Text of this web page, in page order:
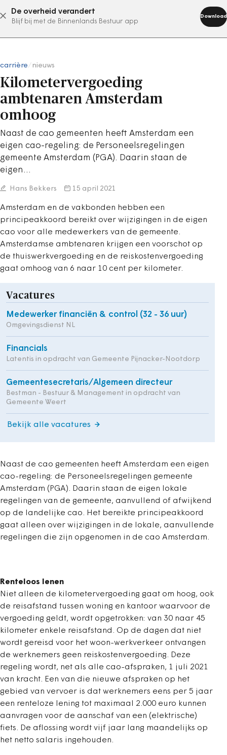
De overheid verandert
Blijf bij met de Binnenlands Bestuur app
Download
abonneer nu
carrière nieuws
Kilometervergoeding
ambtenaren Amsterdam
omhoog
Naast de cao gemeenten heeft Amsterdam een
eigen cao-regeling: de Personeelsregelingen
gemeente Amsterdam (PGA). Daarin staan de
eigen…
Hans Bekkers 15 april 2021
Amsterdam en de vakbonden hebben een
principeakkoord bereikt over wijzigingen in de eigen
cao voor alle medewerkers van de gemeente.
Amsterdamse ambtenaren krijgen een voorschot op
de thuiswerkvergoeding en de reiskostenvergoeding
gaat omhoog van 6 naar 10 cent per kilometer.
Vacatures
Medewerker financiën & control (32 - 36 uur)
Omgevingsdienst NL
Financials
Latentis in opdracht van Gemeente Pijnacker-Nootdorp
Gemeentesecretaris/Algemeen directeur
Bestman - Bestuur & Management in opdracht van
Gemeente Weert
Bekijk alle vacatures
Naast de cao gemeenten heeft Amsterdam een eigen
cao-regeling: de Personeelsregelingen gemeente
Amsterdam (PGA). Daarin staan de eigen lokale
regelingen van de gemeente, aanvullend of afwijkend
op de landelijke cao. Het bereikte principeakkoord
gaat alleen over wijzigingen in de lokale, aanvullende
regelingen die zijn opgenomen in de cao Amsterdam.
Renteloos lenen
Niet alleen de kilometervergoeding gaat om hoog, ook
de reisafstand tussen woning en kantoor waarvoor de
vergoeding geldt, wordt opgetrokken: van 30 naar 45
kilometer enkele reisafstand. Op de dagen dat niet
wordt gereisd voor het woon-werkverkeer ontvangen
de werknemers geen reiskostenvergoeding. Deze
regeling wordt, net als alle cao-afspraken, 1 juli 2021
van kracht. Een van die nieuwe afspraken op het
gebied van vervoer is dat werknemers eens per 5 jaar
een renteloze lening tot maximaal 2.000 euro kunnen
aanvragen voor de aanschaf van een (elektrische)
fiets. De aflossing wordt vijf jaar lang maandelijks op
het netto salaris ingehouden.